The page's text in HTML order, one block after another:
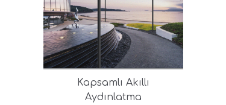
Kapsamlı Akıllı
Aydınlatma